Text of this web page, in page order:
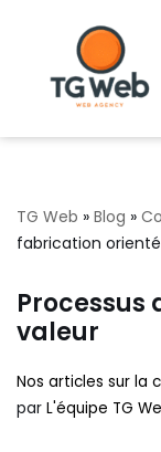
contenu
TG Web » Blog »
fabrication
valeur
Nos articles sur la
par L'équipe TG